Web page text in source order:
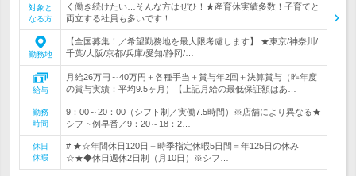
対象と
なる方
く働き続けたい…そんな方はぜひ！★産育休実績多数！子育てと
両立する社員も多いです！
勤務地
【全国募集！／希望勤務地を最大限考慮します】 ★東京/神奈川/
千葉/大阪/京都/兵庫/愛知/静岡/…
給与
月給26万円～40万円＋各種手当＋賞与年2回＋決算賞与（昨年度
の賞与実績：平均9.5ヶ月）【上記月給の最低保証額はあ…
勤務
時間
9：00～20：00（シフト制／実働7.5時間）※店舗により異なる★
シフト例早番／9：20～18：2…
休日
休暇
# ★☆年間休日120日＋時季指定休暇5日間＝年125日の休み
☆★◆休日週休2日制（月10日）※シフ…